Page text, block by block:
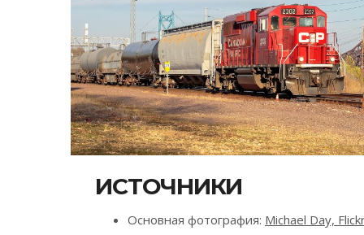
ИСТОЧНИКИ
Основная фотография: Michael Day,